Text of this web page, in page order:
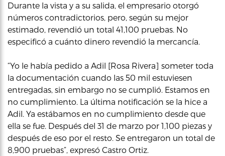
Durante la vista y a su salida, el empresario otorgó
números contradictorios, pero, según su mejor
estimado, revendió un total 41,100 pruebas. No
especificó a cuánto dinero revendió la mercancía.
“Yo le había pedido a Adil [Rosa Rivera] someter toda
la documentación cuando las 50 mil estuviesen
entregadas, sin embargo no se cumplió. Estamos en
no cumplimiento. La última notificación se la hice a
Adil. Ya estábamos en no cumplimiento desde que
ella se fue. Después del 31 de marzo por 1,100 piezas y
después de eso por el resto. Se entregaron un total de
8,900 pruebas”, expresó Castro Ortiz.